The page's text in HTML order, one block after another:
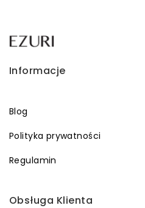
Informacje
Blog
Polityka prywatności
Regulamin
Obsługa Klienta